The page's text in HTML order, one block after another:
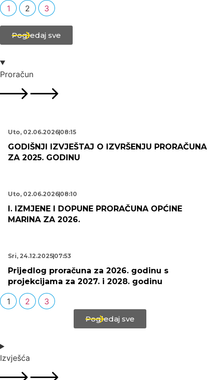
1 2 3
Pogledaj sve
Proračun
GODIŠNJI IZVJEŠTAJ O IZVRŠENJU PRORAČUNA
ZA 2025. GODINU
Uto, 02.06.2026 08:15
I. IZMJENE I DOPUNE PRORAČUNA OPĆINE
MARINA ZA 2026.
Uto, 02.06.2026 08:10
Prijedlog proračuna za 2026. godinu s
projekcijama za 2027. i 2028. godinu
Sri, 24.12.2025 07:53
1 2 3
Pogledaj sve
Izvješća